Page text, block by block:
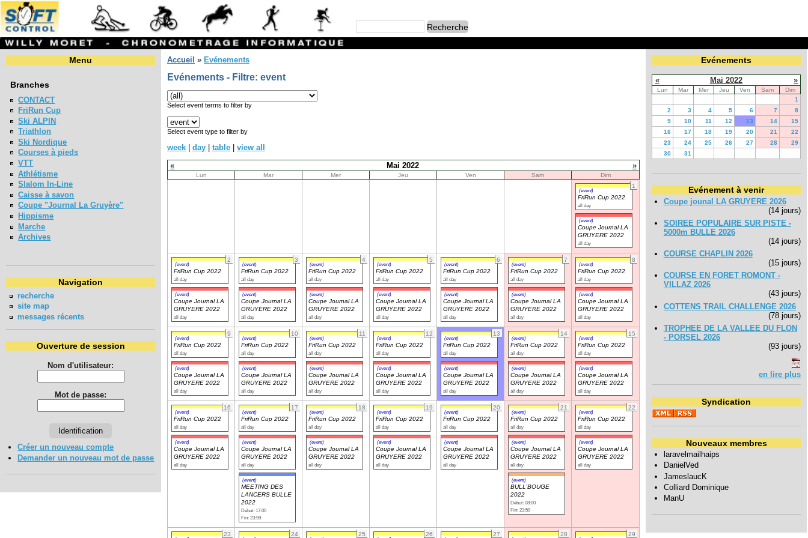
Menu
Branches
CONTACT
FriRun Cup
Ski ALPIN
Triathlon
Ski Nordique
Courses à pieds
VTT
Athlétisme
Slalom In-Line
Caisse à savon
Coupe "Journal La Gruyère"
Hippisme
Marche
Archives
Navigation
recherche
site map
messages récents
Ouverture de session
Nom d'utilisateur:
Mot de passe:
Créer un nouveau compte
Demander un nouveau mot de passe
Accueil » Evénements
Evénements - Filtre: event
Select event terms to filter by
Select event type to filter by
week day table
view all
«
Mai 2022 »
Lun Mar Mer Jeu Ven Sam
Dim
1
(event)
FriRun Cup 2022
all day
(event)
Coupe Journal LA
GRUYERE 2022
all day
2
(event)
FriRun Cup 2022
all day
(event)
Coupe Journal LA
GRUYERE 2022
all day
3
(event)
FriRun Cup 2022
all day
(event)
Coupe Journal LA
GRUYERE 2022
all day
4
(event)
FriRun Cup 2022
all day
(event)
Coupe Journal LA
GRUYERE 2022
all day
5
(event)
FriRun Cup 2022
all day
(event)
Coupe Journal LA
GRUYERE 2022
all day
6
(event)
FriRun Cup 2022
all day
(event)
Coupe Journal LA
GRUYERE 2022
all day
7
(event)
FriRun Cup 2022
all day
(event)
Coupe Journal LA
GRUYERE 2022
all day
8
(event)
FriRun Cup 2022
all day
(event)
Coupe Journal LA
GRUYERE 2022
all day
9
(event)
FriRun Cup 2022
all day
(event)
Coupe Journal LA
GRUYERE 2022
all day
10
(event)
FriRun Cup 2022
all day
(event)
Coupe Journal LA
GRUYERE 2022
all day
11
(event)
FriRun Cup 2022
all day
(event)
Coupe Journal LA
GRUYERE 2022
all day
12
(event)
FriRun Cup 2022
all day
(event)
Coupe Journal LA
GRUYERE 2022
all day
13
(event)
FriRun Cup 2022
all day
(event)
Coupe Journal LA
GRUYERE 2022
all day
14
(event)
FriRun Cup 2022
all day
(event)
Coupe Journal LA
GRUYERE 2022
all day
15
(event)
FriRun Cup 2022
all day
(event)
Coupe Journal LA
GRUYERE 2022
all day
16
(event)
FriRun Cup 2022
all day
(event)
Coupe Journal LA
GRUYERE 2022
all day
17
(event)
FriRun Cup 2022
all day
(event)
Coupe Journal LA
GRUYERE 2022
all day
(event)
MEETING DES
LANCERS BULLE
2022
Début: 17:00
Fin: 23:59
18
(event)
FriRun Cup 2022
all day
(event)
Coupe Journal LA
GRUYERE 2022
all day
19
(event)
FriRun Cup 2022
all day
(event)
Coupe Journal LA
GRUYERE 2022
all day
20
(event)
FriRun Cup 2022
all day
(event)
Coupe Journal LA
GRUYERE 2022
all day
21
(event)
FriRun Cup 2022
all day
(event)
Coupe Journal LA
GRUYERE 2022
all day
(event)
BULL'BOUGE
2022
Début: 08:00
Fin: 23:59
22
(event)
FriRun Cup 2022
all day
(event)
Coupe Journal LA
GRUYERE 2022
all day
23 24 25 26 27 28 29
Evénements
« Mai 2022 »
Lun Mar Mer Jeu Ven Sam
Dim
1
2
3 4 5 6 7
8
9
10 11 12 13 14
15
16
17 18 19 20 21
22
23
24 25 26 27 28
29
30
31
Evénement à venir
Coupe jounal LA GRUYERE 2026
(14 jours)
SOIREE POPULAIRE SUR PISTE -
5000m BULLE 2026
(14 jours)
COURSE CHAPLIN 2026
(15 jours)
COURSE EN FORET ROMONT -
VILLAZ 2026
(43 jours)
COTTENS TRAIL CHALLENGE 2026
(78 jours)
TROPHEE DE LA VALLEE DU FLON
- PORSEL 2026
(93 jours)
en lire plus
Syndication
Nouveaux membres
laravelmailhaips
DanielVed
JameslaucK
Colliard Dominique
ManU